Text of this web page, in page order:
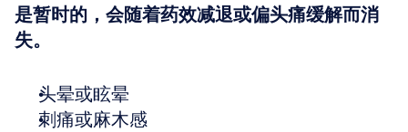
是暂时的，会随着药效减退或偏头痛缓解而消
失。
头晕或眩晕
刺痛或麻木感